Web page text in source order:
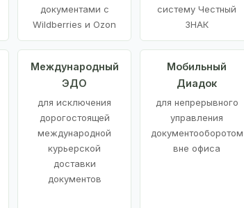
документами с
Wildberries и Ozon
систему Честный
ЗНАК
Международный
ЭДО
для исключения
дорогостоящей
международной
курьерской
доставки
документов
Мобильный
Диадок
для непрерывного
управления
документооборотом
вне офиса